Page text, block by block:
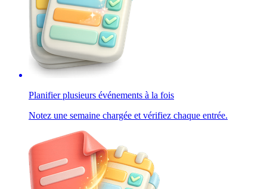
Planifier plusieurs événements à la fois
Notez une semaine chargée et vérifiez chaque entrée.